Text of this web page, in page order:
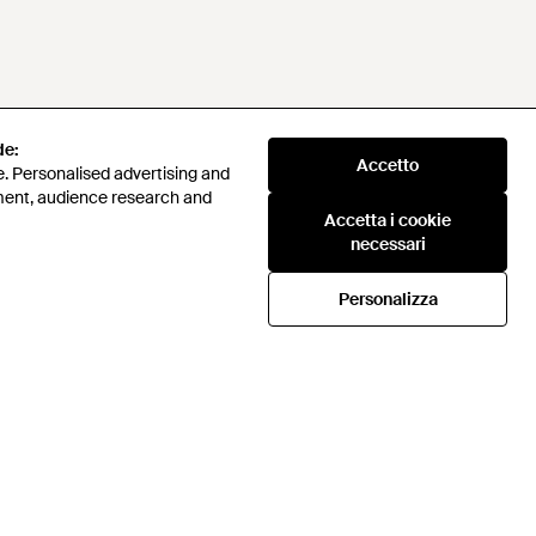
Personalised advertising and
audience research and
Accetto
Accetta i cookie
necessari
Personalizza